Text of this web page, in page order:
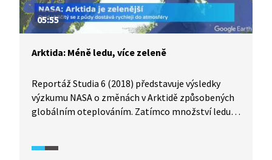
05:55
Arktida: Méně ledu, více zeleně
Reportáž Studia 6 (2018) představuje výsledky
výzkumu NASA o změnách v Arktidě způsobených
globálním oteplováním. Zatímco množství ledu
polární ekologie Přírodovědecké fakulty